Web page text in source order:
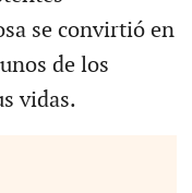
se convirtió en
de los
vidas.